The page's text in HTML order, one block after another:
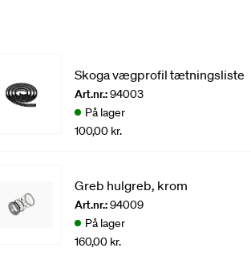
Skoga vægprofil tætningsliste
Art.nr.:94003
På lager
100,00 kr.
Greb hulgreb, krom
Art.nr.:94009
På lager
160,00 kr.